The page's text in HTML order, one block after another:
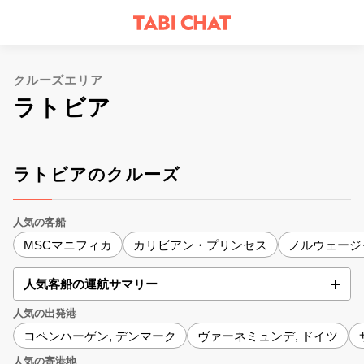
クルーズエリア
ラトビア
ラトビアのクルーズ
人気の客船
MSCマニフィカ カリビアン・プリンセス ノルウェー
人気客船の運航サマリー
人気の出発港
コペンハーゲン, デンマーク ヴァーネミュンデ, ドイツ
人気の寄港地